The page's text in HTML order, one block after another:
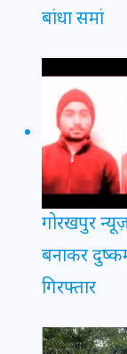
बांधा समां
गोरखपुर
बनाकर
गिरफ्तार